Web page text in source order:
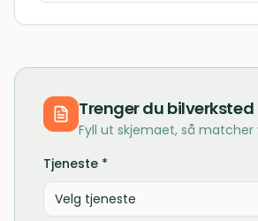
Trenger du bilverksted
Fyll ut skjemaet, så
Tjeneste *
Velg tjeneste